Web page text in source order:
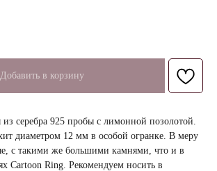
Добавить в корзину
серебра 925 пробы с лимонной позолотой.
диаметром 12 мм в особой огранке. В меру
с такими же большими камнями, что и в
Cartoon Ring. Рекомендуем носить в